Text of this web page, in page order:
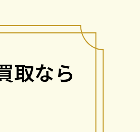
取なら